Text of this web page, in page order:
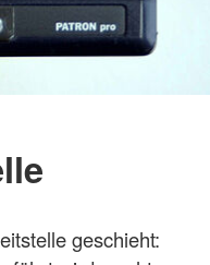
geschieht: